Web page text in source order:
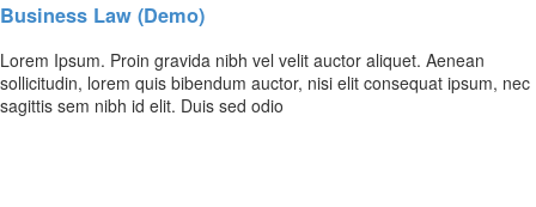
Business Law (Demo)
Lorem Ipsum. Proin gravida nibh vel velit auctor aliquet. Aenean
sollicitudin, lorem quis bibendum auctor, nisi elit consequat ipsum, nec
sagittis sem nibh id elit. Duis sed odio